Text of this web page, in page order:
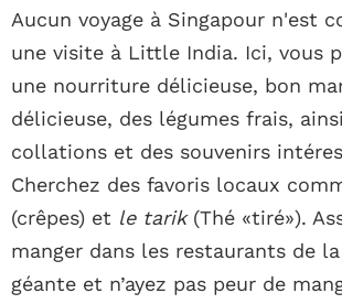
Aucun voyage à Singapour n'est
une visite à Little India. Ici, vous
une nourriture délicieuse, bon
délicieuse, des légumes frais,
collations et des souvenirs
Cherchez des favoris locaux
(crêpes) et le tarik(Thé «tiré»).
manger dans les restaurants de
géante et n’ayez pas peur de